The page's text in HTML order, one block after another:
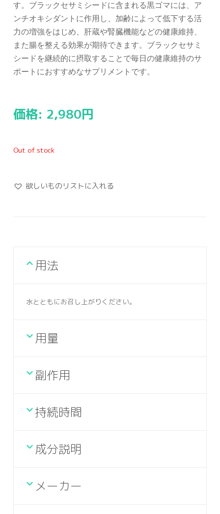
す。ブラックセサミシードに含まれる黒ゴマには、ア
ンチオキシダントに作用し、加齢によって低下する活
力の増強をはじめ、肝蔵や腎臓機能などの健康維持、
また腸を整える効果が期待できます。ブラックセサミ
シードを継続的に摂取することで毎日の健康維持のサ
ポートにおすすめなサプリメントです。
価格: 2,980円
Out of stock
欲しいものリストに入れる
用法
水とともにお召し上がりください。
用量
副作用
持続時間
成分説明
メーカー